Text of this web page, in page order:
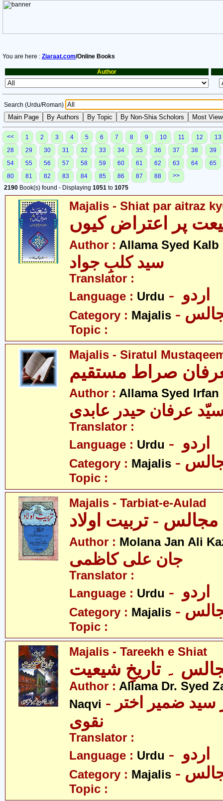
You are here : Ziaraat.com/Online Books
Author
Search (Urdu/Roman)
<< 1 2 3 4 5 6 7 8 9 10 11 12
13
28
29 30 31 32 33 34 35 36 37 38
39
54
55 56 57 58 59 60 61 62 63 64
65
80
81 82 83 84 85 86 87 88
>>
2190 Book(s) found - Displaying 1051 to 1075
Majalis - Shiat par aitraz
پر اعتراض کیوں
Author : Allama Syed Kalb
سید کلبِ جواد
Translator :
Language : Urdu
Category : Majalis
Topic :
Majalis - Siratul
Author : Allama Syed
عرفان حیدر عابدی
Translator :
Language : Urdu
Category : Majalis
Topic :
Majalis - Tarbiat-e-Aulad
Author : Molana Jan Ali
جان علی کاظمی
Translator :
Language : Urdu
Category : Majalis
Topic :
Majalis - Tareekh e Shiat
۔ تاریخِ شیعیت
Author : Allama Dr. Syed
Naqvi - علامہ ڈاکٹر سید ضمیر اختر
نقوی
Translator :
Language : Urdu
Category : Majalis
Topic :